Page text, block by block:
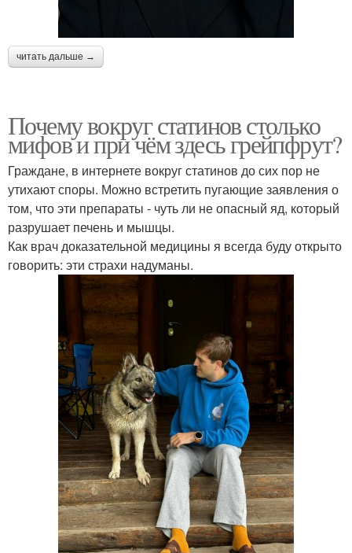
читать дальше →
Почему вокруг статинов столько
мифов и при чём здесь грейпфрут?
Граждане, в интернете вокруг статинов до сих пор не
утихают споры. Можно встретить пугающие заявления о
том, что эти препараты - чуть ли не опасный яд, который
разрушает печень и мышцы.
Как врач доказательной медицины я всегда буду открыто
говорить: эти страхи надуманы.